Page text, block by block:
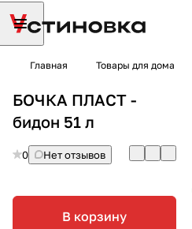
Главная Товары для дома
БОЧКА ПЛАСТ -
бидон 51 л
0 Нет отзывов
В корзину